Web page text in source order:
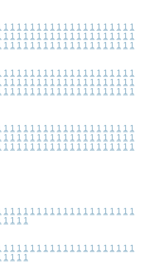
1 1 1 1 1 1 1 1 1 1 1 1 1 1 1 1 1 1 1 1
1 1 1 1 1 1 1 1 1 1 1 1 1 1 1 1 1 1 1 1
1 1 1 1 1 1 1 1 1 1 1 1 1 1 1 1 1 1 1 1
1 1 1 1 1 1 1 1 1 1 1 1 1 1 1 1 1 1 1 1
1 1 1 1 1 1 1 1 1 1 1 1 1 1 1 1 1 1 1 1
1 1 1 1 1 1 1 1 1 1 1 1 1 1 1 1 1 1 1 1
1 1 1 1 1 1 1 1 1 1 1 1 1 1 1 1 1 1 1 1
1 1 1 1 1 1 1 1 1 1 1 1 1 1 1 1 1 1 1 1
1 1 1 1 1 1 1 1 1 1 1 1 1 1 1 1 1 1 1 1
1 1 1 1 1 1 1 1 1 1 1 1 1 1 1 1 1 1 1 1
1 1 1 1
1 1 1 1 1 1 1 1 1 1 1 1 1 1 1 1 1 1 1 1
1 1 1 1